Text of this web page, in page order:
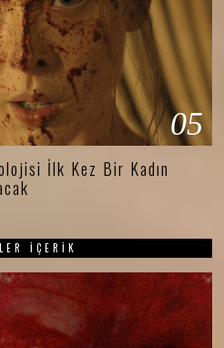
05
İlk Kez Bir Kadın
İÇERIK